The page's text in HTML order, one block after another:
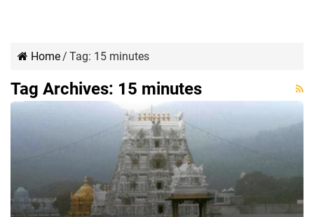
Home/ Tag: 15 minutes
Tag Archives: 15 minutes